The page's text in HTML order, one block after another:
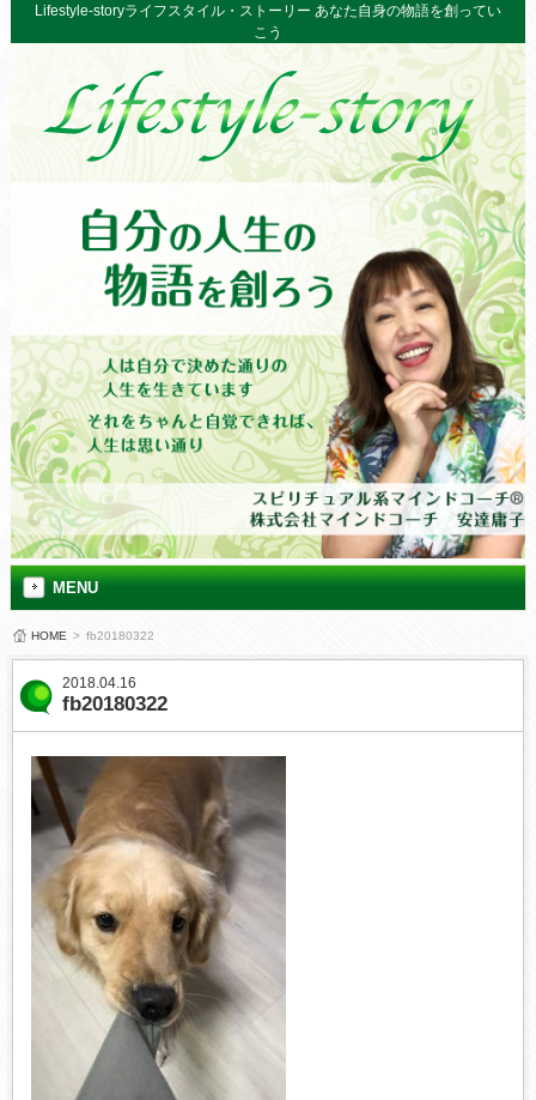
Lifestyle-storyライフスタイル・ストーリー あなた自身の物語を創ってい
こう
MENU
HOME > fb20180322
2018.04.16
fb20180322